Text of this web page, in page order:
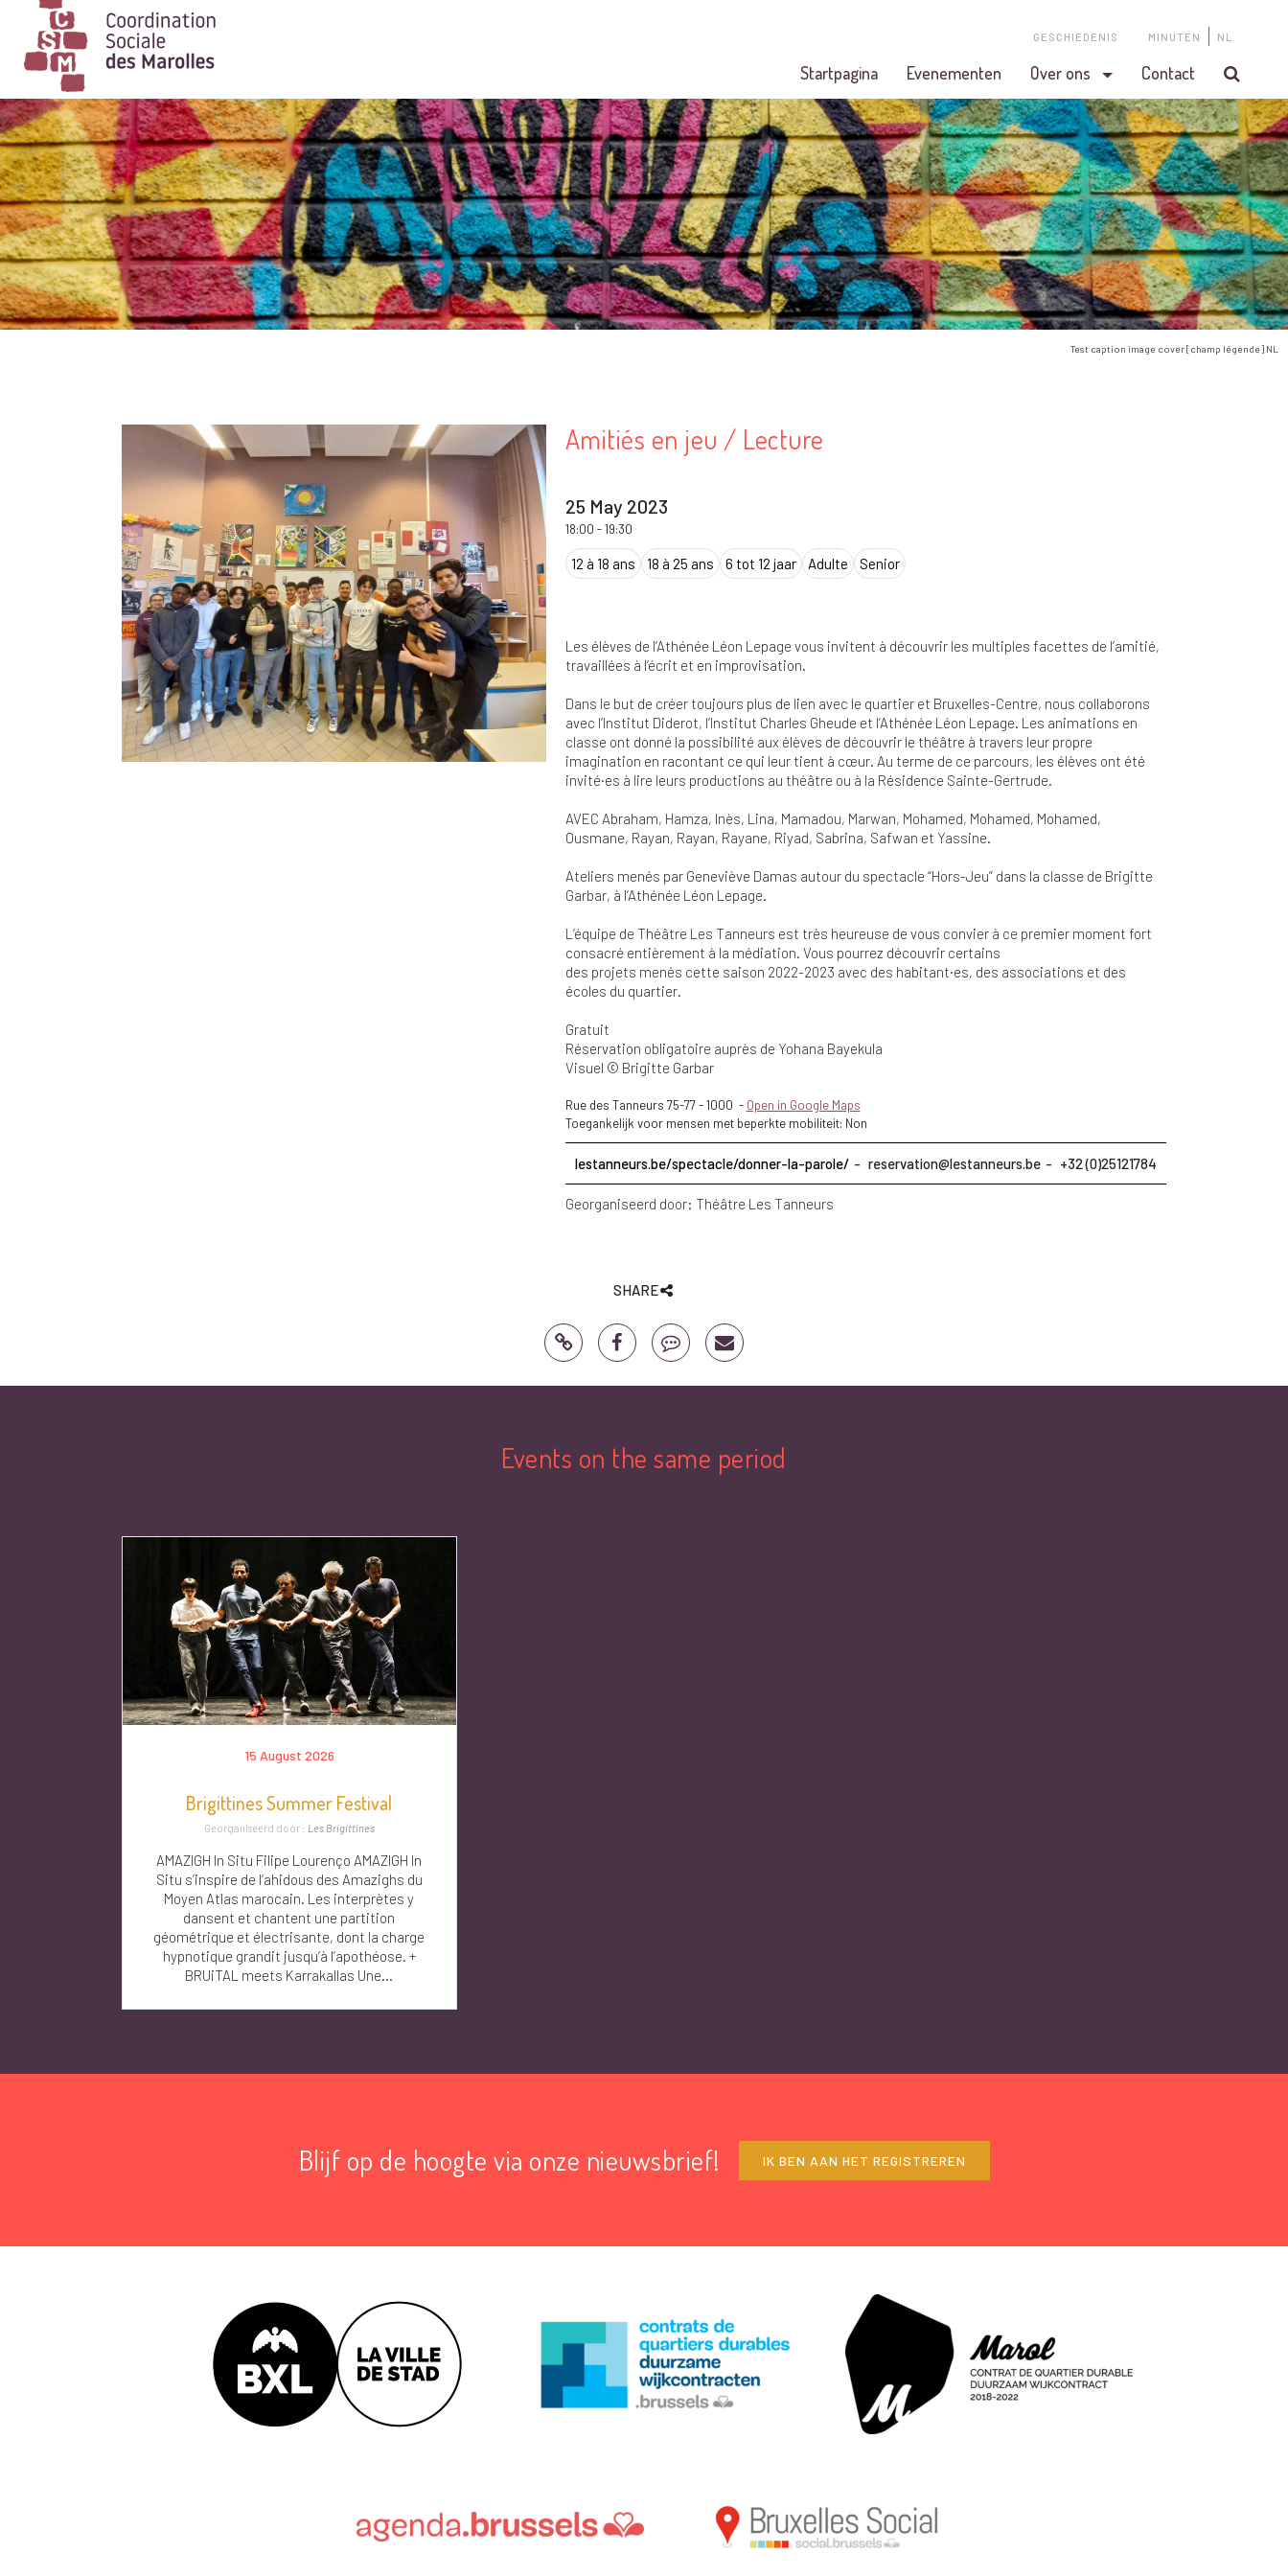
Main Navigation
GESCHIEDENIS MINUTEN NL
Startpagina Evenementen Over ons Contact
Test caption image cover [champ légende] NL
Amitiés en jeu / Lecture
25 May 2023
18:00 -19:30
12 à 18 ans 18 à 25 ans 6 tot 12 jaar Adulte Senior
Les élèves de l’Athénée Léon Lepage vous invitent à découvrir les multiples facettes de l’amitié,
travaillées à l’écrit et en improvisation.
Dans le but de créer toujours plus de lien avec le quartier et Bruxelles-Centre, nous collaborons
avec l’Institut Diderot, l’Institut Charles Gheude et l’Athénée Léon Lepage. Les animations en
classe ont donné la possibilité aux élèves de découvrir le théâtre à travers leur propre
imagination en racontant ce qui leur tient à cœur. Au terme de ce parcours, les élèves ont été
invité·es à lire leurs productions au théâtre ou à la Résidence Sainte-Gertrude.
AVEC Abraham, Hamza, Inès, Lina, Mamadou, Marwan, Mohamed, Mohamed, Mohamed,
Ousmane, Rayan, Rayan, Rayane, Riyad, Sabrina, Safwan et Yassine.
Ateliers menés par Geneviève Damas autour du spectacle “Hors-Jeu” dans la classe de Brigitte
Garbar, à l’Athénée Léon Lepage.
L’équipe de Théâtre Les Tanneurs est très heureuse de vous convier à ce premier moment fort
consacré entièrement à la médiation. Vous pourrez découvrir certains
des projets menés cette saison 2022-2023 avec des habitant·es, des associations et des
écoles du quartier.
Gratuit
Réservation obligatoire auprès de Yohana Bayekula
Visuel © Brigitte Garbar
Rue des Tanneurs 75-77- 1000 - Open in Google Maps
Toegankelijk voor mensen met beperkte mobiliteit: Non
lestanneurs.be/spectacle/donner-la-parole/ reservation@lestanneurs.be +32 (0)25121784
Georganiseerd door: Théâtre Les Tanneurs
SHARE
Events on the same period
15 August 2026
Brigittines Summer Festival
Georganiseerd door : Les Brigittines
AMAZIGH In Situ Filipe Lourenço AMAZIGH In
Situ s’inspire de l’ahidous des Amazighs du
Moyen Atlas marocain. Les interprètes y
dansent et chantent une partition
géométrique et électrisante, dont la charge
hypnotique grandit jusqu’à l’apothéose. +
BRUiTAL meets Karrakallas Une...
Blijf op de hoogte via onze nieuwsbrief! IK BEN AAN HET REGISTREREN